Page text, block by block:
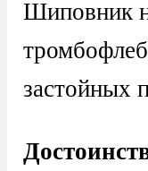
Шиповник
застойных